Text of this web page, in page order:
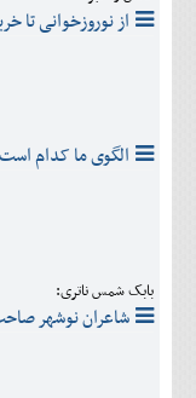
از نوروزخوانی تا
الگوی ما کدام
بابک شمس ناتری:
شاعران نوشهر